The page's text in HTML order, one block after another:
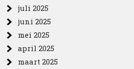
juli 2025
juni 2025
mei 2025
april 2025
maart 2025